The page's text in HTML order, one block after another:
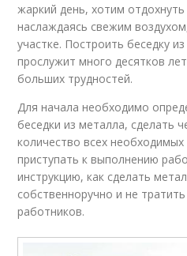
жаркий день, хотим
наслаждаясь свежим
участке. Построить беседку
прослужит много десятков
больших трудностей.
Для начала необходимо
беседки из металла, сделать
количество всех
приступать к выполнению
инструкцию, как сделать
собственноручно и не
работников.